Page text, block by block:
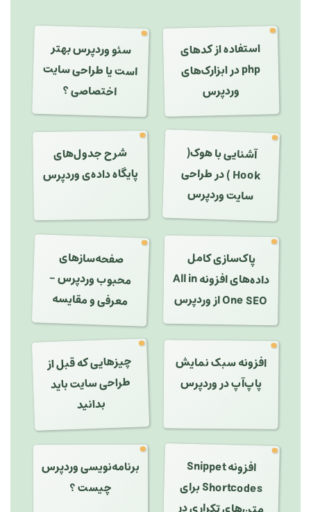
استفاده از کدهای
php در ابزارک‌های
وردپرس
سئو وردپرس بهتر
است یا طراحی سایت
اختصاصی ؟
آشنایی با هوک(
Hook ) در طراحی
سایت وردپرس
شرح جدول‌های
پایگاه داده‌ی وردپرس
پاک‌سازی کامل
داده‌های افزونه All in
One SEO از وردپرس
صفحه‌سازهای
محبوب وردپرس -
معرفی و مقایسه
افزونه سبک نمایش
پاپ‌آپ در وردپرس
چیزهایی که قبل از
طراحی سایت باید
بدانید
افزونه Snippet
Shortcodesبرای
برنامه‌نویسی وردپرس
چیست ؟